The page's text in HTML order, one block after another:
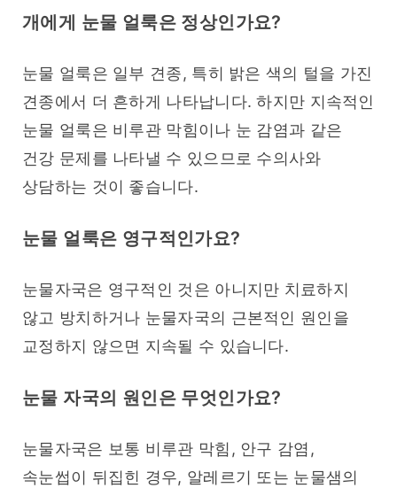
개에게 눈물 얼룩은 정상인가요?
눈물 얼룩은 일부 견종, 특히 밝은 색의 털을 가진
견종에서 더 흔하게 나타납니다. 하지만 지속적인
눈물 얼룩은 비루관 막힘이나 눈 감염과 같은
건강 문제를 나타낼 수 있으므로 수의사와
상담하는 것이 좋습니다.
눈물 얼룩은 영구적인가요?
눈물자국은 영구적인 것은 아니지만 치료하지
않고 방치하거나 눈물자국의 근본적인 원인을
교정하지 않으면 지속될 수 있습니다.
눈물 자국의 원인은 무엇인가요?
눈물자국은 보통 비루관 막힘, 안구 감염,
속눈썹이 뒤집힌 경우, 알레르기 또는 눈물샘의